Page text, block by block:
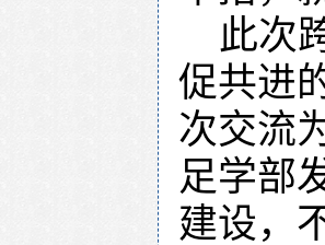
此次
促共进
次交流
足学部
建设，